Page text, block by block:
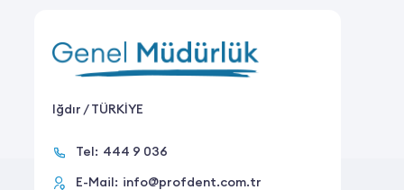
Iğdır / TÜRKİYE
Tel: 444 9 036
E-Mail: info@profdent.com.tr